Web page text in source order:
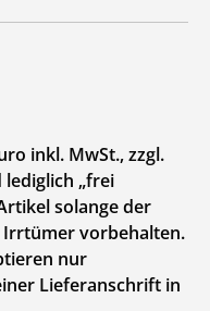
inkl. MwSt., zzgl.
„frei
solange der
vorbehalten.
nur
Lieferanschrift in